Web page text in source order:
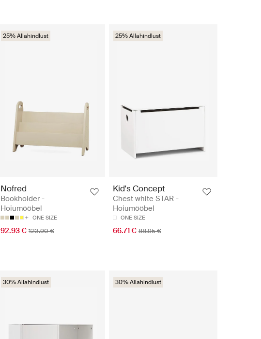
25% Allahindlust
Nofred
Bookholder -
Hoiumööbel
ONE SIZE
92.93 € 123.90 €
25% Allahindlust
Kid's Concept
Chest white STAR -
Hoiumööbel
ONE SIZE
66.71 € 88.95 €
30% Allahindlust 30% Allahindlust